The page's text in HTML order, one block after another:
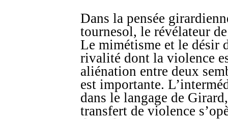
Dans la pensée
tournesol, le révélateur
Le mimétisme et le désir
rivalité dont la violence
aliénation entre deux
est importante.
dans le langage de
transfert de violence